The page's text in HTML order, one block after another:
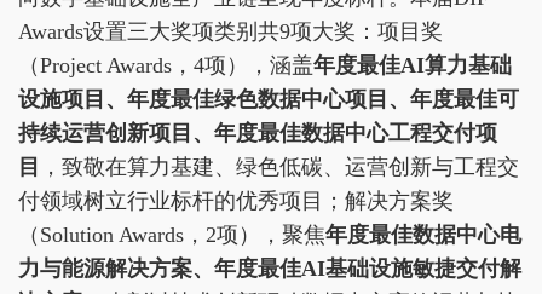
Awards设置三大奖项类别共9项大奖：项目奖
（Project Awards，4项），涵盖年度最佳AI算力基础
设施项目、年度最佳绿色数据中心项目、年度最佳可
持续运营创新项目、年度最佳数据中心工程交付项
目
，致敬在算力基建、绿色低碳、运营创新与工程交
付领域树立行业标杆的优秀项目；解决方案奖
（Solution Awards，2项），聚焦年度最佳数据中心电
力与能源解决方案、年度最佳AI基础设施敏捷交付解